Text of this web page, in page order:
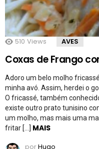
510 Views AVES
Coxas de Frango
Adoro um belo molho
minha avó. Assim, herdei o
O fricassé, também
existe outro prato tunisino
um molho, mas mais uma
fritar […] MAIS
porHugo